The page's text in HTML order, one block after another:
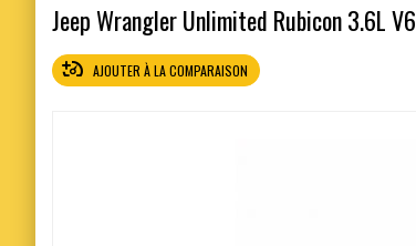
Jeep Wrangler Unlimited Rubicon 3.6L V6
AJOUTER À LA COMPARAISON